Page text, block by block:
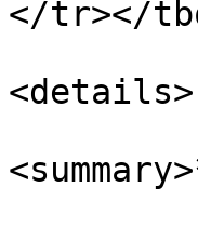
</tr></
<details>